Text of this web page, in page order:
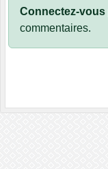
Connectez-vous
commentaires.